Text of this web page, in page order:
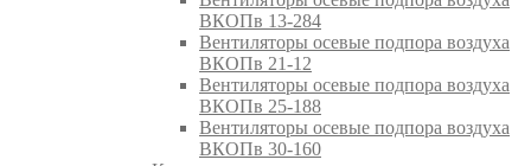
ВКОПв 13-284
Вентиляторы осевые подпора воздуха
ВКОПв 21-12
Вентиляторы осевые подпора воздуха
ВКОПв 25-188
Вентиляторы осевые подпора воздуха
ВКОПв 30-160